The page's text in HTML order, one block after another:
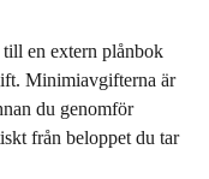
en extern plånbok
Minimiavgifterna är
du genomför
från beloppet du tar